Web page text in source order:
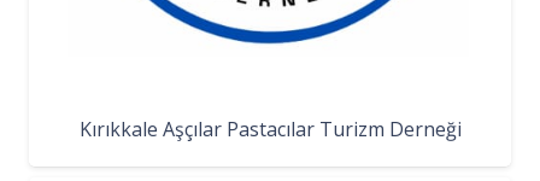
Kırıkkale Aşçılar Pastacılar Turizm Derneği